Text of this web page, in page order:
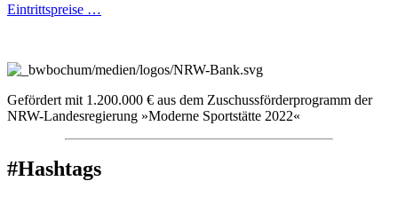
Eintrittspreise …
Gefördert mit 1.200.000 € aus dem Zuschussförderprogramm der
NRW-Landesregierung »Moderne Sportstätte 2022«
#Hashtags